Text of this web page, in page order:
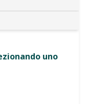
uno